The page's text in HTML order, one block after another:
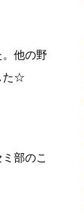
他の野
た☆
部のこ